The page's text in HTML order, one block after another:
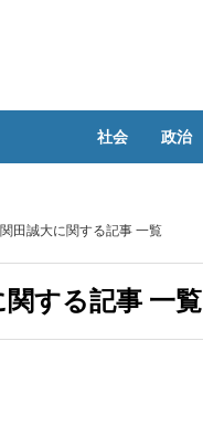
社会 政治
関田誠大に関する記事 一覧
関する記事 一覧